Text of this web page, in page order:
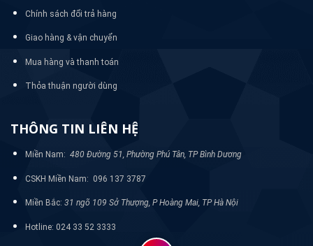
Chính sách đổi trả hàng
Giao hàng & vận chuyển
Mua hàng và thanh toán
Thỏa thuận người dùng
THÔNG TIN LIÊN HỆ
Miền Nam: 480 Đường 51, Phường Phú Tân, TP Bình Dương
CSKH Miền Nam: 096 137 3787
Miền Bắc: 31 ngõ 109 Sở Thượng, P Hoàng Mai, TP Hà Nội
Hotline: 024 33 52 3333